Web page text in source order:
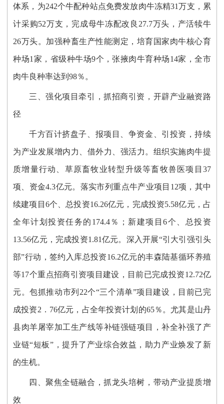
体系，为242个牛配种站点免费发放肉牛冻精31万支，累
计采购52万支，完成母牛冻配改良27.7万头，产活犊牛
26万头。加强种畜生产性能测定，培育国家肉牛核心育
种场1家，省级种牛场9个，张掖肉牛育种场14家，全市
肉牛良种率达到98％。
三 、强化项目牵引，抓招商引资，开辟产业融资路
径
千方百计挤盘子、报项目、争资金、 引投资 ，持续
为产业发展增内力、借外力、强活力。 组织实施肉牛提
质增量行动、草原畜牧业转型升级等畜牧兽医项目 37
项、资金4.3亿元。落实市列重点牛产业项目12项，其中
续建项目6个、总投资16.26亿元，完成投资5.58亿元，占
全年计划投资任务的174.4％；新建项目6个、总投资
13.56亿元，完成投资1.81亿元。 深入开展“引大引强引头
部”行动，签约入库总投资16.2亿元的丰森陆基循环养殖
等17个重点招商引资项目建设，目前已完成投资12.72亿
元 。包抓推动市列 22个“三个清单”项目建设 ， 目前已完
成投资2 ．76亿元，占全年投资计划的65％ 。 尤其是山丹
县肉羊屠宰加工生产线等补链强链项目，补全补强了产
业链“短板”，提升了产业综合效益，助力产业焕发了新
的生机。
四、聚焦全链融合，抓龙头培树，带动产业提质增
效